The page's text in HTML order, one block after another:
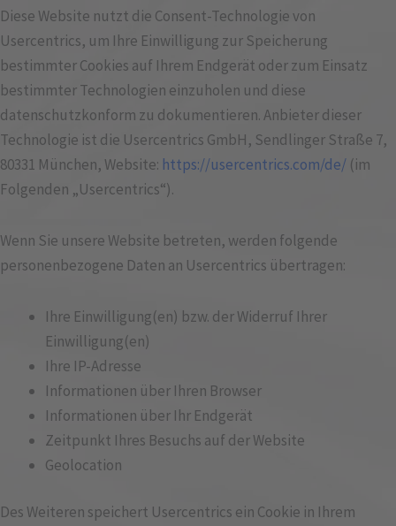
Diese Website nutzt die Consent-Technologie von
Usercentrics, um Ihre Einwilligung zur Speicherung
bestimmter Cookies auf Ihrem Endgerät oder zum Einsatz
bestimmter Technologien einzuholen und diese
datenschutzkonform zu dokumentieren. Anbieter dieser
Technologie ist die Usercentrics GmbH, Sendlinger Straße 7,
80331 München, Website: https://usercentrics.com/de/ (im
Folgenden „Usercentrics“).
Wenn Sie unsere Website betreten, werden folgende
personenbezogene Daten an Usercentrics übertragen:
Ihre Einwilligung(en) bzw. der Widerruf Ihrer
Einwilligung(en)
Ihre IP-Adresse
Informationen über Ihren Browser
Informationen über Ihr Endgerät
Zeitpunkt Ihres Besuchs auf der Website
Geolocation
Des Weiteren speichert Usercentrics ein Cookie in Ihrem